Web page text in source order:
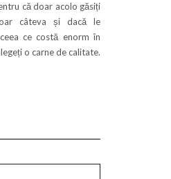
că doar acolo găsiți
câteva și dacă le
ce costă enorm în
o carne de calitate.